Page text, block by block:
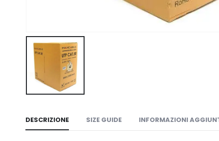
DESCRIZIONE SIZE GUIDE INFORMAZIONI